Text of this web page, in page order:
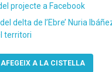
projecte a Facebook
delta de l’Ebre’ Nuria
territori
AFEGEIX A LA CISTELLA